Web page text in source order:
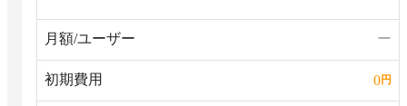
月額/ユーザー ー
初期費用 0円